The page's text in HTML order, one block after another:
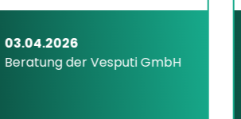
03.04.2026
Beratung der Vesputi GmbH